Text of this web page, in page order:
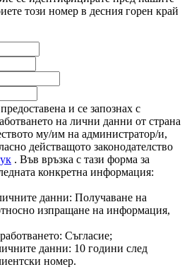
този номер в десния горен край
и се запознах с
на лични данни от страна
му/им на администратор/и,
действащото законодателство
. Във връзка с тази форма за
конкретна информация:
данни: Получаване на
изпращане на информация,
Съгласие;
данни: 10 години след
номер.